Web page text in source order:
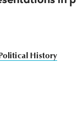
History